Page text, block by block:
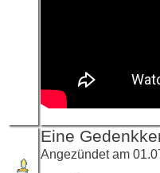
Eine
Angezündet am